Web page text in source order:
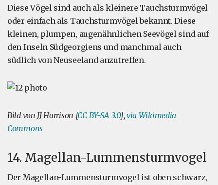
Diese Vögel sind auch als kleinere Tauchsturmvögel
oder einfach als Tauchsturmvögel bekannt. Diese
kleinen, plumpen, augenähnlichen Seevögel sind auf
den Inseln Südgeorgiens und manchmal auch
südlich von Neuseeland anzutreffen.
Bild von JJ Harrison [CC BY-SA 3.0],via Wikimedia
Commons
14. Magellan-Lummensturmvogel
Der Magellan-Lummensturmvogel ist oben schwarz,